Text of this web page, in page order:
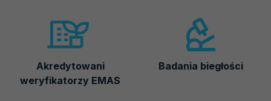
Akredytowani
weryfikatorzy EMAS
Badania biegłości